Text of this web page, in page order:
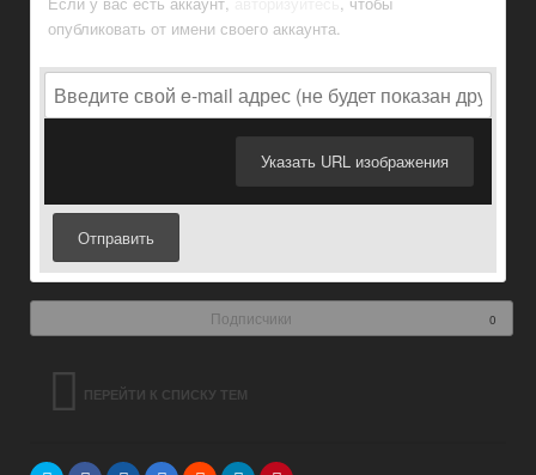
опубликовать от имени своего аккаунта.
Указать URL изображения
Отправить
Подписчики 0
ПЕРЕЙТИ К СПИСКУ ТЕМ